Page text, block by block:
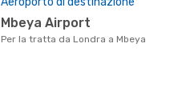
Mbeya Airport
Per la tratta da Londra a Mbeya